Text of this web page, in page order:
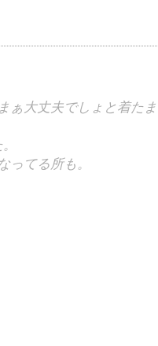
ぁ大丈夫でしょと着たま
てる所も。